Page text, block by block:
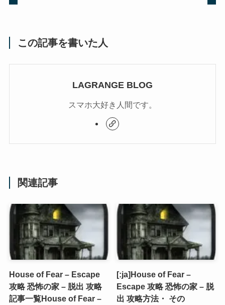
この記事を書いた人
LAGRANGE BLOG
スマホ大好き人間です。
関連記事
House of Fear – Escape
攻略 恐怖の家 – 脱出 攻略
記事一覧House of Fear –
[:ja]House of Fear –
Escape 攻略 恐怖の家 – 脱
出 攻略方法・ その